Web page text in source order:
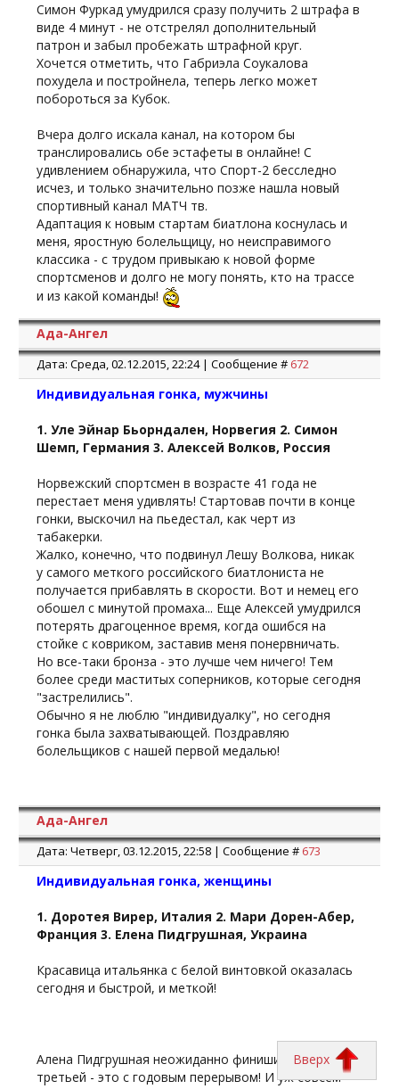
Симон Фуркад умудрился сразу получить 2 штрафа в
виде 4 минут - не отстрелял дополнительный
патрон и забыл пробежать штрафной круг.
Хочется отметить, что Габриэла Соукалова
похудела и постройнела, теперь легко может
побороться за Кубок.
Вчера долго искала канал, на котором бы
транслировались обе эстафеты в онлайне! С
удивлением обнаружила, что Спорт-2 бесследно
исчез, и только значительно позже нашла новый
спортивный канал МАТЧ тв.
Адаптация к новым стартам биатлона коснулась и
меня, яростную болельщицу, но неисправимого
классика - с трудом привыкаю к новой форме
спортсменов и долго не могу понять, кто на трассе
и из какой команды!
Ада-Ангел
Дата: Среда, 02.12.2015, 22:24 | Сообщение # 672
Индивидуальная гонка, мужчины
1. Уле Эйнар Бьорндален, Норвегия 2. Симон
Шемп, Германия 3. Алексей Волков, Россия
Норвежский спортсмен в возрасте 41 года не
перестает меня удивлять! Стартовав почти в конце
гонки, выскочил на пьедестал, как черт из
табакерки.
Жалко, конечно, что подвинул Лешу Волкова, никак
у самого меткого российского биатлониста не
получается прибавлять в скорости. Вот и немец его
обошел с минутой промаха... Еще Алексей умудрился
потерять драгоценное время, когда ошибся на
стойке с ковриком, заставив меня понервничать.
Но все-таки бронза - это лучше чем ничего! Тем
более среди маститых соперников, которые сегодня
"застрелились".
Обычно я не люблю "индивидуалку", но сегодня
гонка была захватывающей. Поздравляю
болельщиков с нашей первой медалью!
Ада-Ангел
Дата: Четверг, 03.12.2015, 22:58 | Сообщение # 673
Индивидуальная гонка, женщины
1. Доротея Вирер, Италия 2. Мари Дорен-Абер,
Франция 3. Елена Пидгрушная, Украина
Красавица итальянка с белой винтовкой оказалась
сегодня и быстрой, и меткой!
Алена Пидгрушная неожиданно финишировала
третьей - это с годовым перерывом! И уж совсем
Вверх